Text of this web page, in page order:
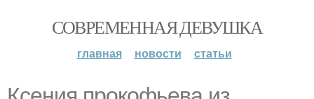
СОВРЕМЕННАЯ ДЕВУШКА
главная новости статьи